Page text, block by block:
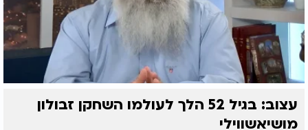
עצוב: בגיל 52 הלך לעולמו השחקן זבולון
מושיאשווילי